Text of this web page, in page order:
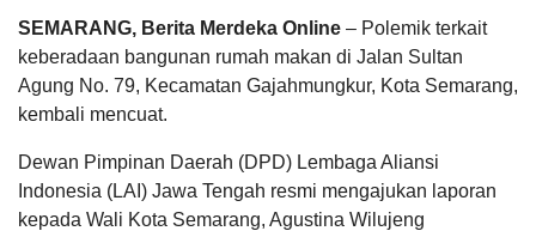
SEMARANG, Berita Merdeka Online – Polemik terkait
keberadaan bangunan rumah makan di Jalan Sultan
Agung No. 79, Kecamatan Gajahmungkur, Kota Semarang,
kembali mencuat.
Dewan Pimpinan Daerah (DPD) Lembaga Aliansi
Indonesia (LAI) Jawa Tengah resmi mengajukan laporan
kepada Wali Kota Semarang, Agustina Wilujeng